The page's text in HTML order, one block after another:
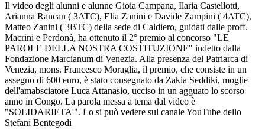
Il video degli alunni e alunne Gioia Campana, Ilaria Castellotti,
Arianna Rancan ( 3ATC), Elia Zanini e Davide Zampini ( 4ATC),
Matteo Zanini ( 3BTC) della sede di Caldiero, guidati dalle proff.
Macrini e Perdonà, ha ottenuto il 2° premio al concorso "LE
PAROLE DELLA NOSTRA COSTITUZIONE" indetto dalla
Fondazione Marcianum di Venezia. Alla presenza del Patriarca di
Venezia, mons. Francesco Moraglia, il premio, che consiste in un
assegno di 600 euro, è stato consegnato da Zakia Seddiki, moglie
dell'amabsciatore Luca Attanasio, ucciso in un agguato lo scorso
anno in Congo. La parola messa a tema dal video è
"SOLIDARIETA'". Lo si può vedere sul canale YouTube dello
Stefani Bentegodi